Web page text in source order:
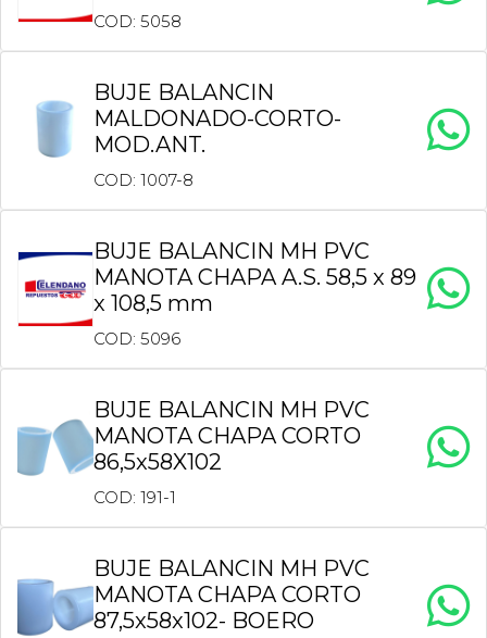
COD: 5058
BUJE BALANCIN
MALDONADO-CORTO-
MOD.ANT.
COD: 1007-8
BUJE BALANCIN MH PVC
MANOTA CHAPA A.S. 58,5 x 89
x 108,5 mm
COD: 5096
BUJE BALANCIN MH PVC
MANOTA CHAPA CORTO
86,5x58X102
COD: 191-1
BUJE BALANCIN MH PVC
MANOTA CHAPA CORTO
87,5x58x102- BOERO